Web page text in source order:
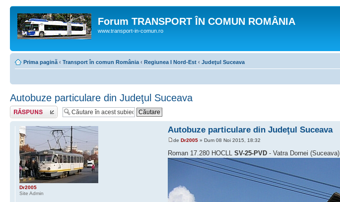
Forum TRANSPORT ÎN COMUN ROMÂNIA
www.transport-in-comun.ro
Prima pagină ‹ Transport în comun România ‹ Regiunea I Nord-Est ‹ Judeţul Suceava
Autobuze particulare din Judeţul Suceava
Răspunde
Autobuze particulare din Judeţul Suceava
deDr2005 » Dum 08 Noi 2015, 18:32
Roman 17.280 HOCLLSV-25-PVD - Vatra Dornei (Suceava)
Dr2005
Site Admin